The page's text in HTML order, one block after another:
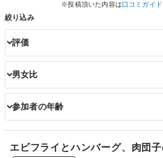
※投稿頂いた内容は口コミガイ
絞り込み
評価
男女比
参加者の年齢
エビフライとハンバーグ、肉団